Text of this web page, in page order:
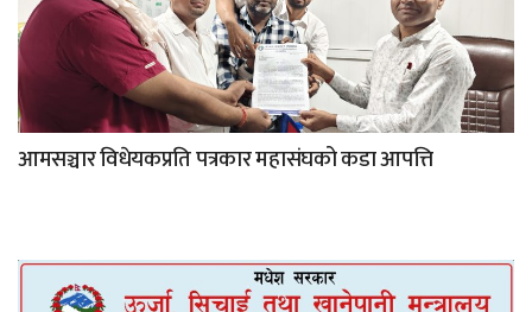
आमसञ्चार विधेयकप्रति पत्रकार महासंघको कडा आपत्ति